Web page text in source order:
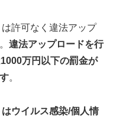
許可なく違法アップ
違法アップロードを行
万円以下の罰金が
。
ウイルス感染/個人情